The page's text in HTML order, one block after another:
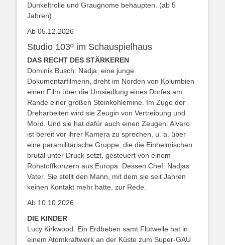
Dunkeltrolle und Graugnome behaupten. (ab 5
Jahren)
Ab 05.12.2026
Studio 103º im Schauspielhaus
DAS RECHT DES STÄRKEREN
Dominik Busch: Nadja, eine junge
Dokumentarfilmerin, dreht im Norden von Kolumbien
einen Film über die Umsiedlung eines Dorfes am
Rande einer großen Steinkohlemine. Im Zuge der
Dreharbeiten wird sie Zeugin von Vertreibung und
Mord. Und sie hat dafür auch einen Zeugen: Alvaro
ist bereit vor ihrer Kamera zu sprechen, u. a. über
eine paramilitärische Gruppe, die die Einheimischen
brutal unter Druck setzt, gesteuert von einem
Rohstoffkonzern aus Europa. Dessen Chef: Nadjas
Vater. Sie stellt den Mann, mit dem sie seit Jahren
keinen Kontakt mehr hatte, zur Rede.
Ab 10.10.2026
DIE KINDER
Lucy Kirkwood: Ein Erdbeben samt Flutwelle hat in
einem Atomkraftwerk an der Küste zum Super-GAU